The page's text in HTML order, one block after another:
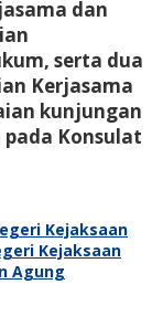
dan
serta dua
Kerjasama
kunjungan
Konsulat
Kejaksaan
Kejaksaan
Agung